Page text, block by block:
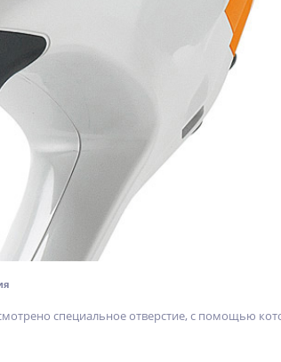
специальное отверстие, с помощью